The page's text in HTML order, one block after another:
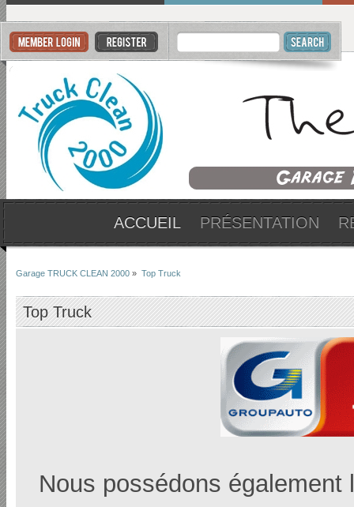
ACCUEIL PRÉSENTATION
Garage TRUCK CLEAN 2000 » Top Truck
Top Truck
Nous possédons également